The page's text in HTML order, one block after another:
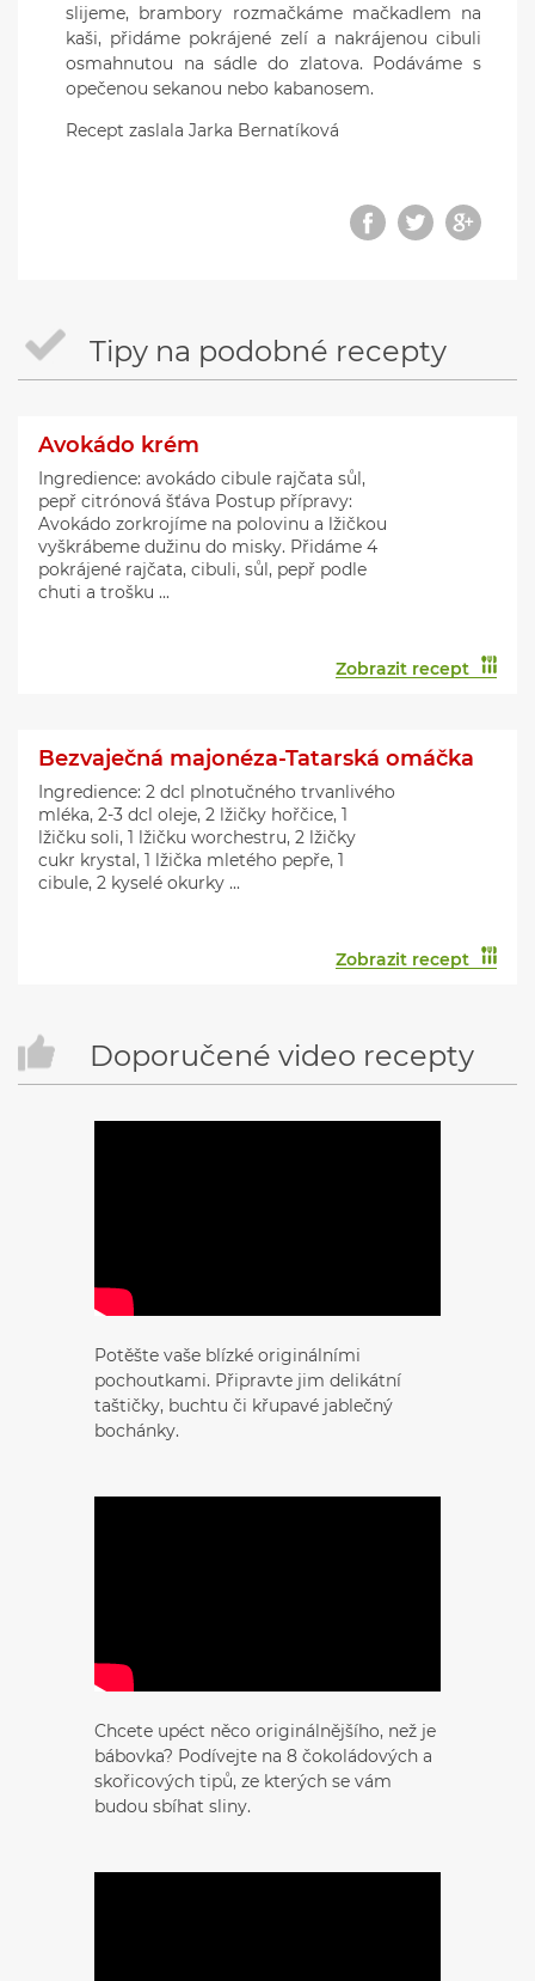
slijeme, brambory rozmačkáme mačkadlem na
kaši, přidáme pokrájené zelí a nakrájenou cibuli
osmahnutou na sádle do zlatova. Podáváme s
opečenou sekanou nebo kabanosem.
Recept zaslala Jarka Bernatíková
Tipy na podobné recepty
Avokádo krém
Ingredience: avokádo cibule rajčata sůl,
pepř citrónová šťáva Postup přípravy:
Avokádo zorkrojíme na polovinu a lžičkou
vyškrábeme dužinu do misky. Přidáme 4
pokrájené rajčata, cibuli, sůl, pepř podle
chuti a trošku ...
Zobrazit recept
Bezvaječná majonéza-Tatarská omáčka
Ingredience: 2 dcl plnotučného trvanlivého
mléka, 2-3 dcl oleje, 2 lžičky hořčice, 1
lžičku soli, 1 lžičku worchestru, 2 lžičky
cukr krystal, 1 lžička mletého pepře, 1
cibule, 2 kyselé okurky ...
Zobrazit recept
Doporučené video recepty
Potěšte vaše blízké originálními
pochoutkami. Připravte jim delikátní
taštičky, buchtu či křupavé jablečný
bochánky.
Chcete upéct něco originálnějšího, než je
bábovka? Podívejte na 8 čokoládových a
skořicových tipů, ze kterých se vám
budou sbíhat sliny.